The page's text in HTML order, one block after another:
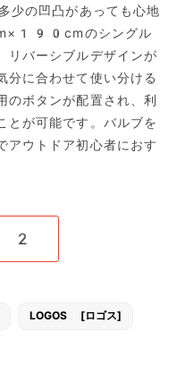
の凹凸があっても心地
のシングル
リバーシブルデザインが
分に合わせて使い分ける
のボタンが配置され、利
とが可能です。バルブを
アウトドア初心者におす
2
LOGOS [ロゴス]